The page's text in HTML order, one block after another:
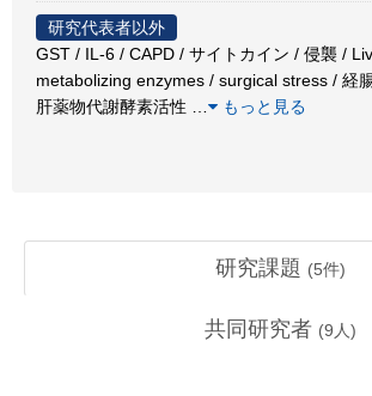
研究代表者以外
GST / IL-6 / CAPD / サイトカイン / 侵襲 /
metabolizing enzymes / surgical stress / 経
肝薬物代謝酵素活性
もっと見る
研究課題 (5件)
共同研究者 (9 人)